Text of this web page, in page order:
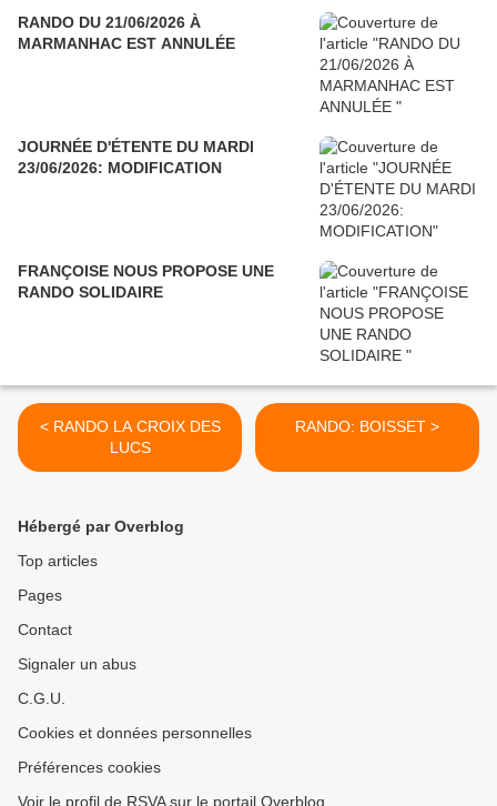
RANDO DU 21/06/2026 À
MARMANHAC EST ANNULÉE
JOURNÉE D'ÉTENTE DU MARDI
23/06/2026: MODIFICATION
FRANÇOISE NOUS PROPOSE UNE
RANDO SOLIDAIRE
< RANDO LA CROIX DES
LUCS
RANDO: BOISSET >
Hébergé par Overblog
Top articles
Pages
Contact
Signaler un abus
C.G.U.
Cookies et données personnelles
Préférences cookies
Voir le profil de RSVA sur le portail Overblog